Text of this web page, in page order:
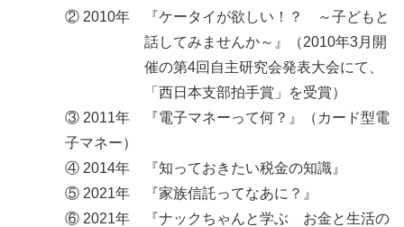
② 2010年 『ケータイが欲しい！？ ～子どもと
話してみませんか～』（2010年3月開
催の第4回自主研究会発表大会にて、
「西日本支部拍手賞」を受賞）
③ 2011年 『電子マネーって何？』（カード型電
子マネー）
④ 2014年 『知っておきたい税金の知識』
⑤ 2021年 『家族信託ってなあに？』
⑥ 2021年 『ナックちゃんと学ぶ お金と生活の